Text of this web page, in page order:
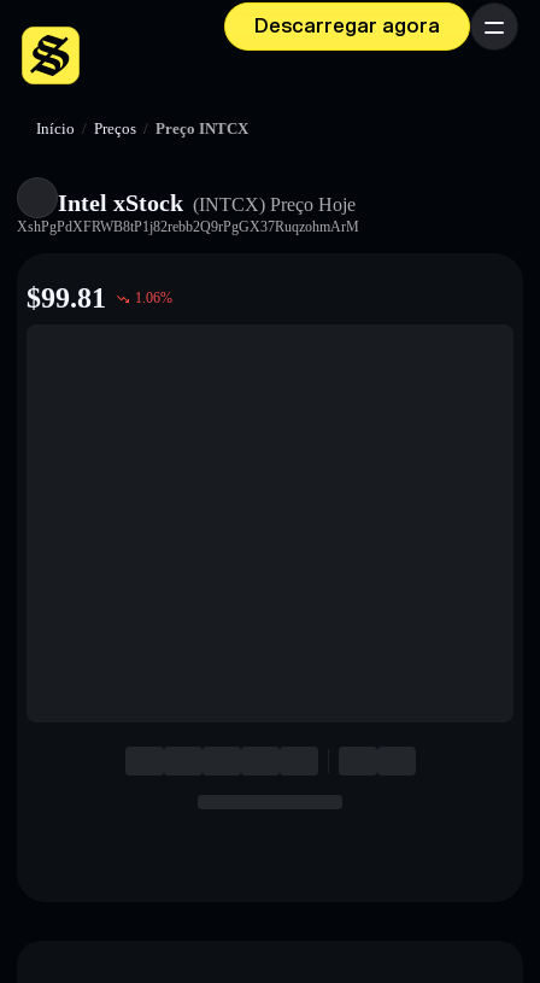
Descarregar agora Menu
Início / Preços / Preço INTCX
Intel xStock (INTCX) Preço Hoje
XshPgPdXFRWB8tP1j82rebb2Q9rPgGX37RuqzohmArM
$99.81 1.06%